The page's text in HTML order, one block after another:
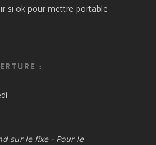
si ok pour mettre portable
:
sur le fixe - Pour le